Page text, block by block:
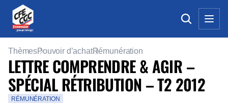
ThèmesPouvoir d’achatRémunération
LETTRE COMPRENDRE & AGIR –
SPÉCIAL RÉTRIBUTION – T2 2012
RÉMUNÉRATION